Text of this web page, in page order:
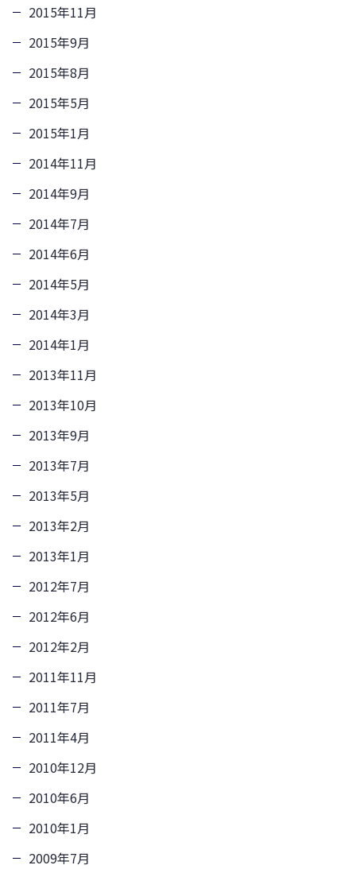
2015年11月
2015年9月
2015年8月
2015年5月
2015年1月
2014年11月
2014年9月
2014年7月
2014年6月
2014年5月
2014年3月
2014年1月
2013年11月
2013年10月
2013年9月
2013年7月
2013年5月
2013年2月
2013年1月
2012年7月
2012年6月
2012年2月
2011年11月
2011年7月
2011年4月
2010年12月
2010年6月
2010年1月
2009年7月